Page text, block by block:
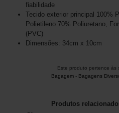
fiabilidade
Tecido exterior principal 100%
Polietileno 70% Poliuretano,
(PVC)
Dimensões: 34cm x 10cm
Este produto pertence às
Bagagem - Bagagens
Produtos